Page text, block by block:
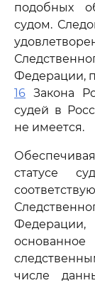
подобных
судом.
Федерации,
16 Закона
судей в
не имеется.
статусе
числе